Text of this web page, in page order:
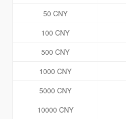
50 CNY
100 CNY
500 CNY
1000 CNY
5000 CNY
10000 CNY